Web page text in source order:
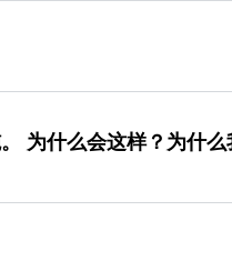
为什么会这样？为什